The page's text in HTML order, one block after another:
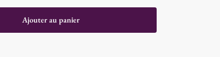
Ajouter au panier